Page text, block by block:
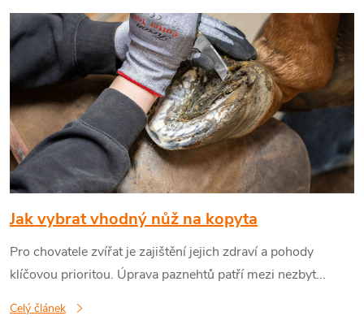
V
ý
p
i
s
č
l
á
Jak vybrat vhodný nůž na kopyta
Pro chovatele zvířat je zajištění jejich zdraví a pohody
klíčovou prioritou. Úprava paznehtů patří mezi nezbyt...
Celý článek